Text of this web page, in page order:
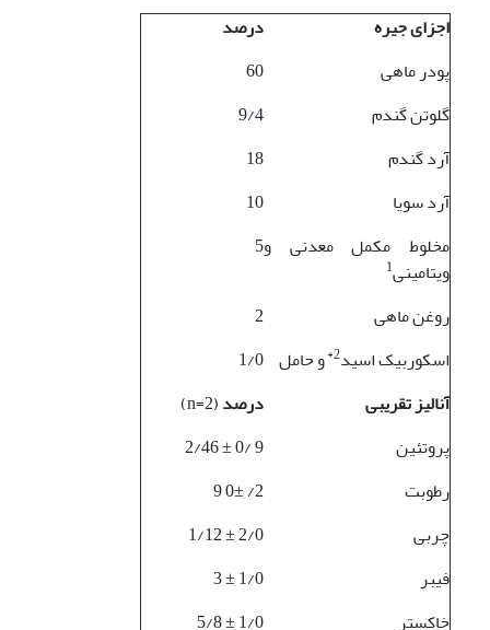
اجزای جیره
درصد
پودر ماهی
60
گلوتن گندم
9/4
آرد گندم
18
آرد سویا
10
مخلوط مکمل معدنی و
ویتامینی1
5
روغن ماهی
2
اسکوربیک اسید2
*و حامل 1/0
آنالیز تقریبی
درصد(2=n)
پروتئین
9 /0 ± 2/46
رطوبت
2/ 0± 9
چربی
2/0 ± 1/12
فیبر
1/0 ± 3
خاکستر
1/0 ± 5/8